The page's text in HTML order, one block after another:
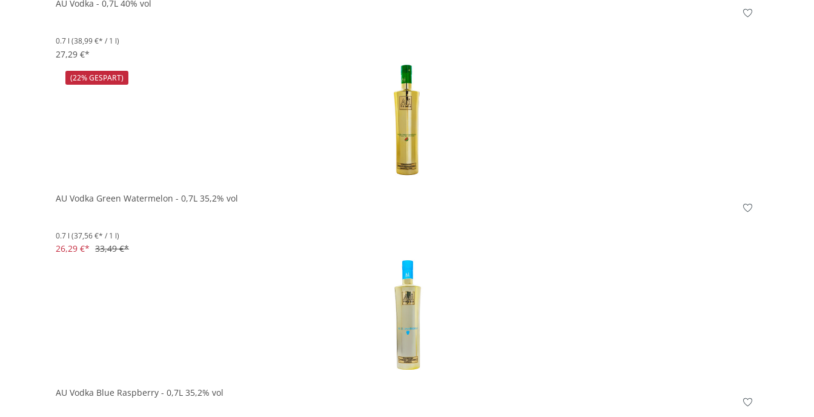
AU Vodka - 0,7L 40% vol
0.7 l (38,99 €* / 1 l)
27,29 €*
(22% GESPART)
AU Vodka Green Watermelon - 0,7L 35,2% vol
0.7 l (37,56 €* / 1 l)
26,29 €* 33,49 €*
In den Korb
AU Vodka Blue Raspberry - 0,7L 35,2% vol
In den Korb